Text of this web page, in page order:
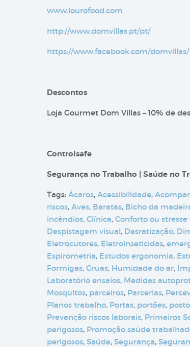
www.lourofood.com
http://www.domvillas.pt/pt/
https://www.facebook.com/domvillas/
Descontos
Loja Gourmet Dom Villas – 10% de
Controlsafe
Segurança no Trabalho | Saúde no
Tags: Ácaros, Acessibilidade,
riscos, Aves, Baratas, Bicho da
incêndios, Clínica, Conforto ou
Despistagem visual, Desratização,
Eletrocutores, Eletroinseticidas,
Espirometria, Estudos ergonomia,
Formigas, Gruas, Humidade do ar,
Laboratório ensaios, Medidas
Mosquitos, parceiros, Parcerias,
Planos trabalho, Portas, portões,
Prevenção riscos laborais, Primeiros
perigosos, Promoção saúde
perigosos, Saúde, Segurança,